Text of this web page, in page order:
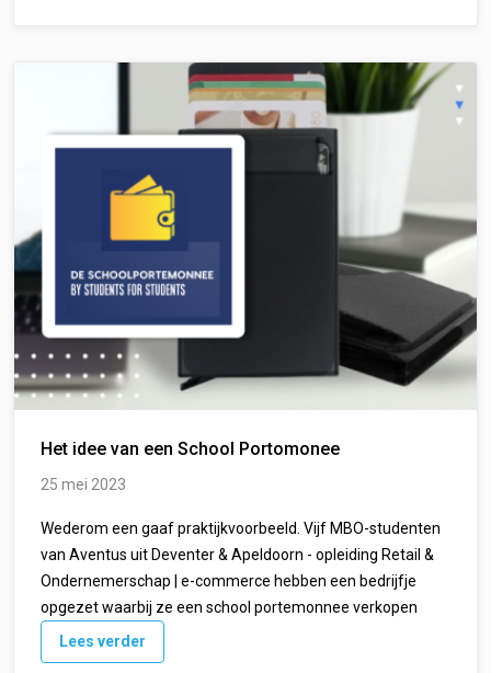
Het idee van een School Portomonee
25 mei 2023
Wederom een gaaf praktijkvoorbeeld. Vijf MBO-studenten
van Aventus uit Deventer & Apeldoorn - opleiding Retail &
Ondernemerschap | e-commerce hebben een bedrijfje
opgezet waarbij ze een school portemonnee verkopen
Lees verder